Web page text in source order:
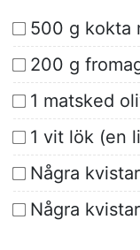
500 g kokta
200 g
1 matsked
1 vit lök (en
Några
Några